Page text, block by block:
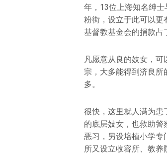
年，13位上海知名绅
粉街，设立于此可以更
基督教基金会的捐款占
凡愿意从良的妓女，
宗，大多能得到济良
多。
很快，这里就人满为患
的底层妓女，也救助
恶习，另设培植小学专
所又设立收容所、教养